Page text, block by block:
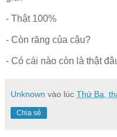
- Thật 100%
- Còn răng của cậu?
- Có cái nào còn là thật
Unknown vào lúc Thứ Ba,
Chia sẻ